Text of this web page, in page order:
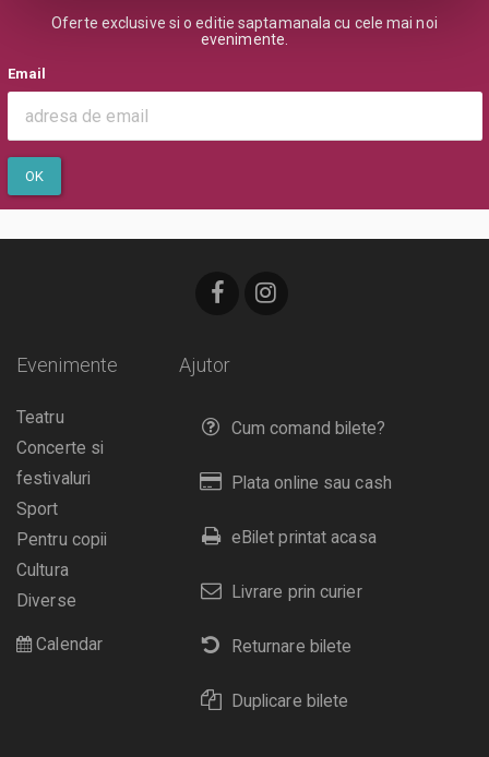
Oferte exclusive si o editie saptamanala cu cele mai noi
evenimente.
Email
OK
Ajutor
Cum comand bilete?
Plata online sau cash
eBilet printat acasa
Livrare prin curier
Returnare bilete
Duplicare bilete
Evenimente
Teatru
Concerte si
festivaluri
Sport
Pentru copii
Cultura
Diverse
Calendar